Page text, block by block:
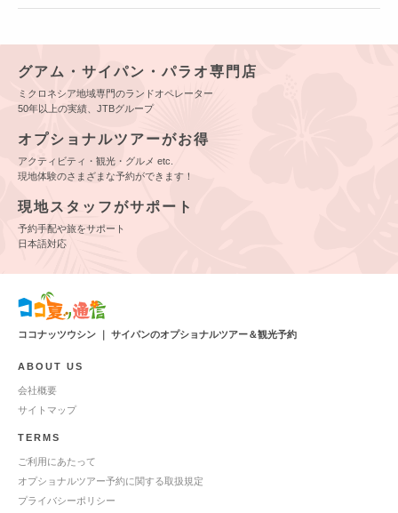
グアム・サイパン・パラオ専門店
ミクロネシア地域専門のランドオペレーター
50年以上の実績、JTBグループ
オプショナルツアーがお得
アクティビティ・観光・グルメ etc.
現地体験のさまざまな予約ができます！
現地スタッフがサポート
予約手配や旅をサポート
日本語対応
ココナッツウシン ｜ サイパンのオプショナルツアー＆観光予約
ABOUT US
会社概要
サイトマップ
TERMS
ご利用にあたって
オプショナルツアー予約に関する取扱規定
プライバシーポリシー